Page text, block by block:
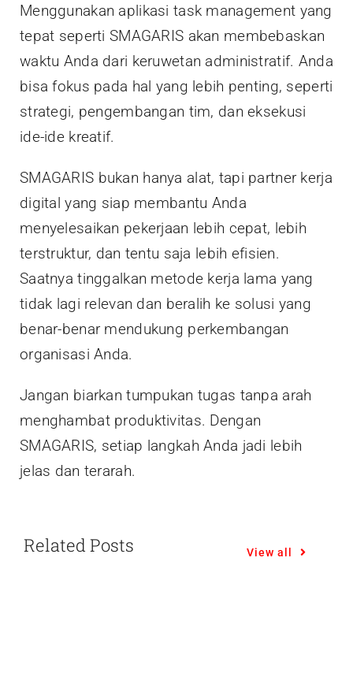
Menggunakan aplikasi task management yang
tepat seperti SMAGARIS akan membebaskan
waktu Anda dari keruwetan administratif. Anda
bisa fokus pada hal yang lebih penting, seperti
strategi, pengembangan tim, dan eksekusi
ide-ide kreatif.
SMAGARIS bukan hanya alat, tapi partner kerja
digital yang siap membantu Anda
menyelesaikan pekerjaan lebih cepat, lebih
terstruktur, dan tentu saja lebih efisien.
Saatnya tinggalkan metode kerja lama yang
tidak lagi relevan dan beralih ke solusi yang
benar-benar mendukung perkembangan
organisasi Anda.
Jangan biarkan tumpukan tugas tanpa arah
menghambat produktivitas. Dengan
SMAGARIS, setiap langkah Anda jadi lebih
jelas dan terarah.
Related Posts View all